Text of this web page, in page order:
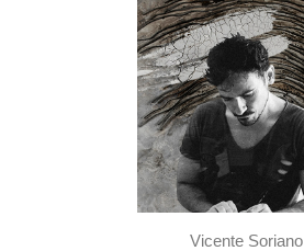
Vicente Soriano